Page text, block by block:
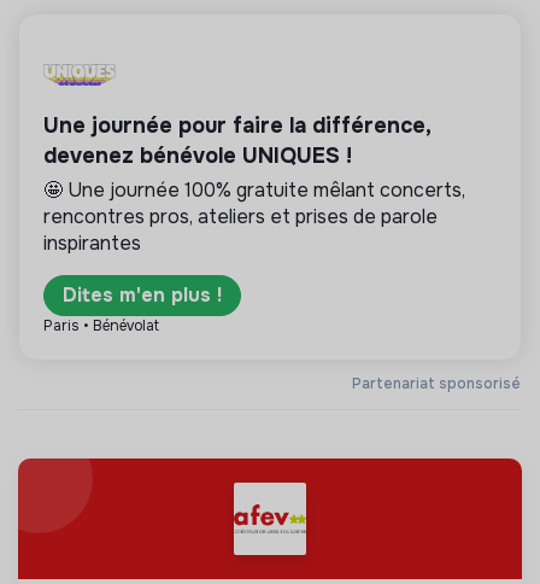
Partenariat sponsorisé
Une journée pour faire la différence,
devenez bénévole UNIQUES !
🤩 Une journée 100% gratuite mêlant concerts,
rencontres pros, ateliers et prises de parole
inspirantes
Dites m'en plus !
Paris • Bénévolat